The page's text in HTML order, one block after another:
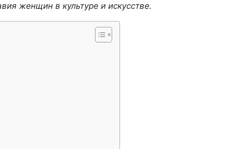
женщин в культуре и искусстве.